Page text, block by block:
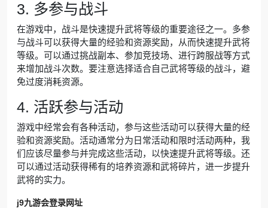
3. 多参与战斗
在游戏中，战斗是快速提升武将等级的重要途径之一。多参
与战斗可以获得大量的经验和资源奖励，从而快速提升武将
等级。可以通过挑战副本、参加竞技场、进行跨服战等方式
来增加战斗次数。要注意选择适合自己武将等级的战斗，避
免过度消耗资源。
4. 活跃参与活动
游戏中经常会有各种活动，参与这些活动可以获得大量的经
验和资源奖励。活动通常分为日常活动和限时活动两种，我
们应该尽量参与并完成这些活动，以快速提升武将等级。还
可以通过活动获得稀有的培养资源和武将碎片，进一步提升
武将的实力。
j9九游会登录网址